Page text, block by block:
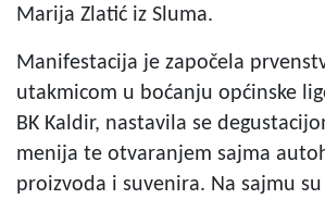
Marija Zlatić iz Sluma.
Manifestacija je započela
utakmicom u boćanju općinske
BK Kaldir, nastavila se
menija te otvaranjem sajma
proizvoda i suvenira. Na sajmu